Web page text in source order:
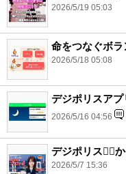
2026/5/19 05:03
命をつなぐボラ
2026/5/18 05:08
デジポリスアプ
2026/5/16 04:56
デジポリス👮‍♂️
2026/5/7 15:36